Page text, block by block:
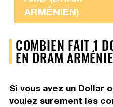
ARMÉNIEN)
COMBIEN FAIT 1
EN DRAM
Si vous avez un Dollar
voulez surement les